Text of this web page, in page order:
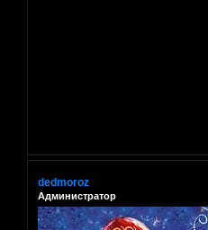
dedmoroz
Администратор